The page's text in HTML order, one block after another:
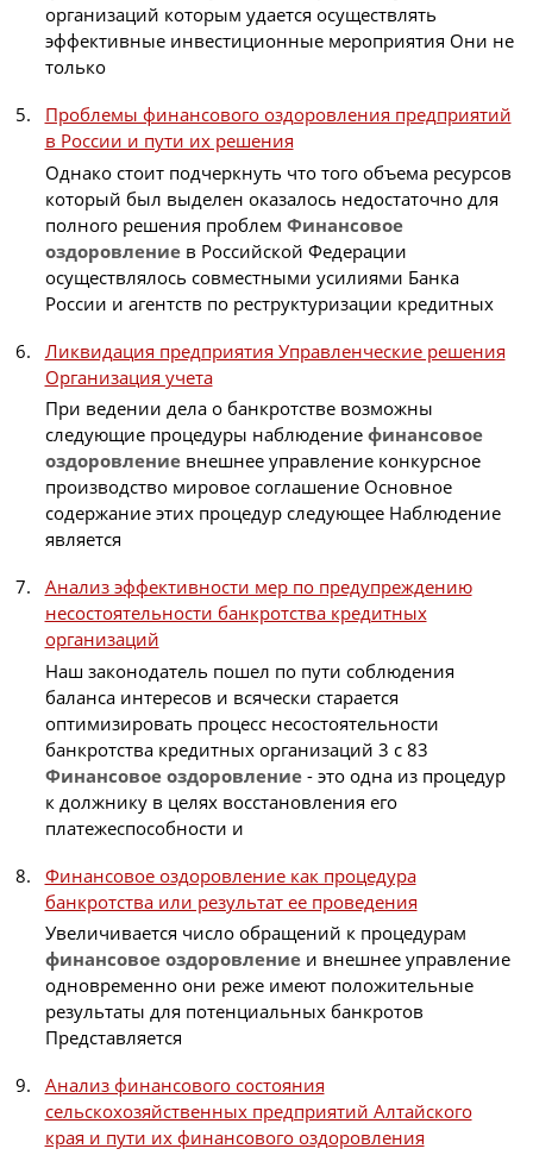
организаций которым удается осуществлять
эффективные инвестиционные мероприятия Они не
только
Проблемы финансового оздоровления предприятий
в России и пути их решения
Однако стоит подчеркнуть что того объема ресурсов
который был выделен оказалось недостаточно для
полного решения проблем Финансовое
оздоровлениев Российской Федерации
осуществлялось совместными усилиями Банка
России и агентств по реструктуризации кредитных
Ликвидация предприятия Управленческие решения
Организация учета
При ведении дела о банкротстве возможны
следующие процедуры наблюдение финансовое
оздоровлениевнешнее управление конкурсное
производство мировое соглашение Основное
содержание этих процедур следующее Наблюдение
является
Анализ эффективности мер по предупреждению
несостоятельности банкротства кредитных
организаций
Наш законодатель пошел по пути соблюдения
баланса интересов и всячески старается
оптимизировать процесс несостоятельности
банкротства кредитных организаций 3 с 83
Финансовое оздоровление- это одна из процедур
к должнику в целях восстановления его
платежеспособности и
Финансовое оздоровление как процедура
банкротства или результат ее проведения
Увеличивается число обращений к процедурам
финансовое оздоровлениеи внешнее управление
одновременно они реже имеют положительные
результаты для потенциальных банкротов
Представляется
Анализ финансового состояния
сельскохозяйственных предприятий Алтайского
края и пути их финансового оздоровления